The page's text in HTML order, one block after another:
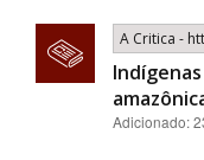
A Critica -
Adicionado: